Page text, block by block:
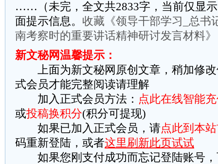
……（未完，全文共2833字，当前仅显
面提示信息。 收藏《领导干部学习_总书
南考察时的重要讲话精神研讨发言材料》
新文秘网温馨提示：
上面为新文秘网原创文章，稍加修改
式会员才能完整阅读请理解
加入正式会员方法： 点此在线智能
或投稿换积分(积分可提现)
如果已加入正式会员，请点此到本
码重新登陆，或者这里刷新此页试试
如果您刚支付成功而忘记登陆账号，